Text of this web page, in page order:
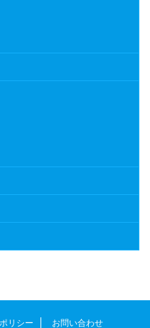
リシー お問い合わせ